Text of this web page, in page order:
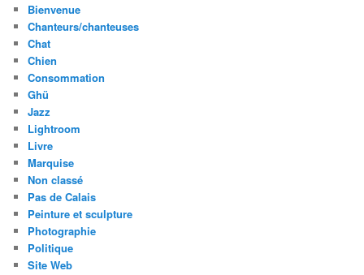
Bienvenue
Chanteurs/chanteuses
Chat
Chien
Consommation
Ghü
Jazz
Lightroom
Livre
Marquise
Non classé
Pas de Calais
Peinture et sculpture
Photographie
Politique
Site Web